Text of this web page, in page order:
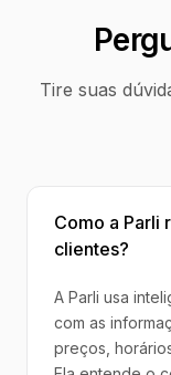
Tire suas
Como a Parli
clientes?
A Parli usa
com as
preços,